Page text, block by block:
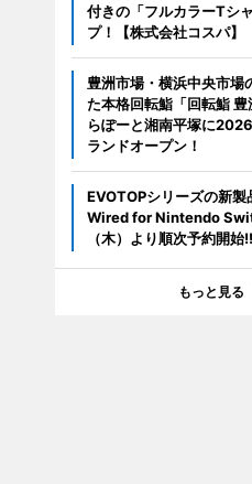
付きの「フルカラーTシ
プ！【株式会社コスパ】
豊洲市場・横浜中央市場
た本格回転鮨「回転鮨
らぽーと湘南平塚に
ランドオープン！
EVOTOPシリーズの新
Wired for Nintendo
（木）より順次予約開始!!
もっと見る